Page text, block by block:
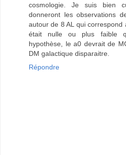
cosmologie. Je suis bien
donneront les observations
autour de 8 AL qui
était nulle ou plus faible
hypothèse, le a0 devrait de
DM galactique disparaitre.
Répondre